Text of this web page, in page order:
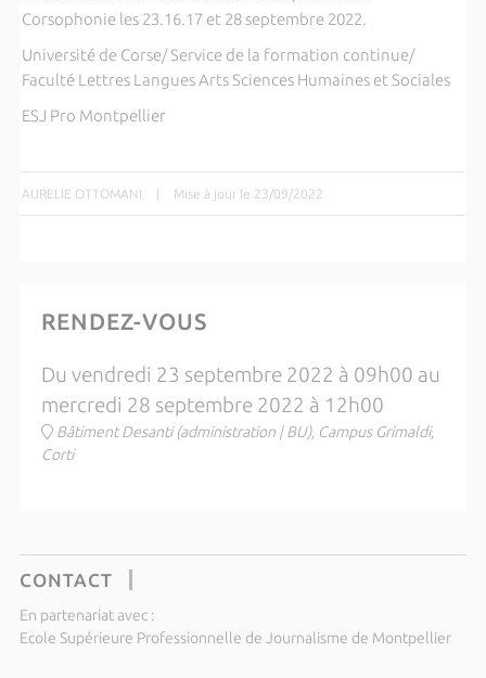
Corsophonie les 23.16.17 et 28 septembre 2022.
Université de Corse/ Service de la formation continue/
Faculté Lettres Langues Arts Sciences Humaines et Sociales
ESJ Pro Montpellier
AURELIE OTTOMANI | Mise à jour le 23/09/2022
RENDEZ-VOUS
Du vendredi 23 septembre 2022 à 09h00 au
mercredi 28 septembre 2022 à 12h00
Bâtiment Desanti (administration | BU), Campus Grimaldi,
Corti
CONTACT
En partenariat avec :
Ecole Supérieure Professionnelle de Journalisme de Montpellier